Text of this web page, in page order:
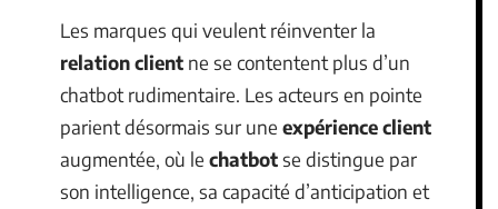
Les marques qui veulent réinventer la
relation client ne se contentent plus d’un
chatbot rudimentaire. Les acteurs en pointe
parient désormais sur une expérience client
augmentée, où le chatbotse distingue par
son intelligence, sa capacité d’anticipation et